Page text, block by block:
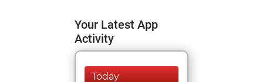
Your Latest App
Activity
Today